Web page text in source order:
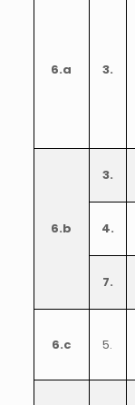
6.a 3.
6.b
3.
4.
7.
6.c 5.